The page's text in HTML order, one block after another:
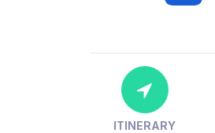
ITINERARY